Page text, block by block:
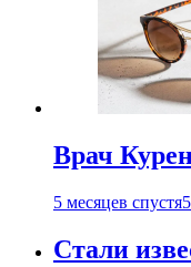
Врач
5 месяцев спустя
Стали